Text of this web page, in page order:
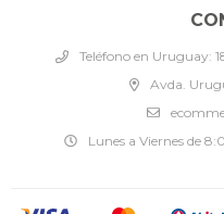
Teléfono en Uruguay:
Avda.
Lunes a Viernes de